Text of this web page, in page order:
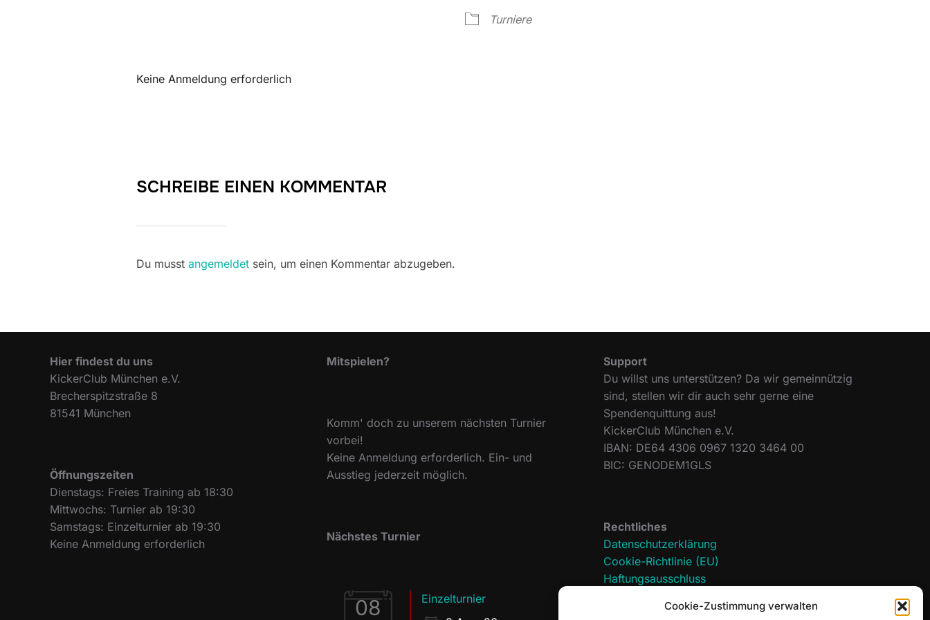
Cookie-Zustimmung verwalten
Turniere
Keine Anmeldung erforderlich
SCHREIBE EINEN KOMMENTAR
Du musst angemeldet sein, um einen Kommentar abzugeben.
Hier findest du uns
KickerClub München e.V.
Brecherspitzstraße 8
81541 München
Öffnungszeiten
Dienstags: Freies Training ab 18:30
Mittwochs: Turnier ab 19:30
Samstags: Einzelturnier ab 19:30
Keine Anmeldung erforderlich
Mitspielen?
Komm' doch zu unserem nächsten Turnier
vorbei!
Keine Anmeldung erforderlich. Ein- und
Ausstieg jederzeit möglich.
Nächstes Turnier
08
Einzelturnier
Support
Du willst uns unterstützen? Da wir gemeinnützig
sind, stellen wir dir auch sehr gerne eine
Spendenquittung aus!
KickerClub München e.V.
IBAN: DE64 4306 0967 1320 3464 00
BIC: GENODEM1GLS
Rechtliches
Datenschutzerklärung
Cookie-Richtlinie (EU)
Haftungsausschluss